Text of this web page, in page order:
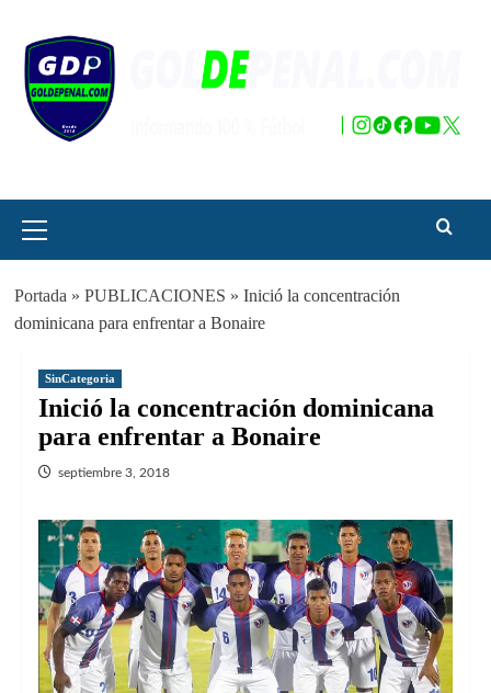
contenido
principal
Portada » PUBLICACIONES » Inició la concentración
dominicana para enfrentar a Bonaire
SinCategoria
Inició la concentración dominicana
para enfrentar a Bonaire
septiembre 3, 2018